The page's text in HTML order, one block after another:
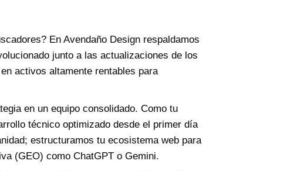
En Avendaño Design respaldamos
junto a las actualizaciones de los
activos altamente rentables para
en un equipo consolidado. Como tu
técnico optimizado desde el primer día
estructuramos tu ecosistema web para
(GEO) como ChatGPT o Gemini.